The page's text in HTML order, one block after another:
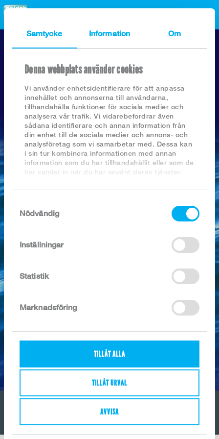
Samtycke Information Om
Denna webbplats använder cookies
Vi använder enhetsidentifierare för att anpassa
innehållet och annonserna till användarna,
tillhandahålla funktioner för sociala medier och
analysera vår trafik. Vi vidarebefordrar även
sådana identifierare och annan information från
din enhet till de sociala medier och annons- och
analysföretag som vi samarbetar med. Dessa kan
i sin tur kombinera informationen med annan
information som du har tillhandahållit eller som de
har samlat in när du har använt deras tjänster.
Nödvändig
Inställningar
Statistik
Marknadsföring
TILLÅT ALLA
TILLÅT URVAL
AVVISA
Welcome
Product range Wholesale
Product Range Retail
About Feldt`s
Contact us
Product range
Frozen natural fish
Frozen prefried fish
Smoked and Marinated products frozen
All MSC, Krav and other sustainable products
SEARCH PRODUCTS
© Copyright Feldts Fisk AB 2017
About us
Contact Cookies